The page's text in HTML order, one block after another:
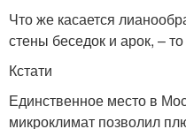
Что же касается
стены беседок и арок, –
Кстати
Единственное место в
микроклимат позволил